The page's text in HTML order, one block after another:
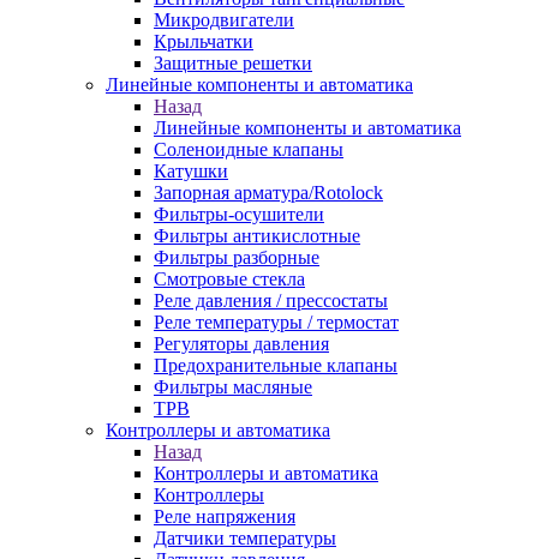
Микродвигатели
Крыльчатки
Защитные решетки
Линейные компоненты и автоматика
Назад
Линейные компоненты и автоматика
Соленоидные клапаны
Катушки
Запорная арматура/Rotolock
Фильтры-осушители
Фильтры антикислотные
Фильтры разборные
Смотровые стекла
Реле давления / прессостаты
Реле температуры / термостат
Регуляторы давления
Предохранительные клапаны
Фильтры масляные
ТРВ
Контроллеры и автоматика
Назад
Контроллеры и автоматика
Контроллеры
Реле напряжения
Датчики температуры